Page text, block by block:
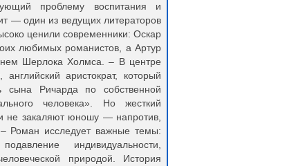
проблему воспитания и
— один из ведущих литераторов
ценили современники: Оскар
любимых романистов, а Артур
нем Шерлока Холмса. – В центре
аристократ, который
сына Ричарда по собственной
человека». Но жесткий
не закаляют юношу — напротив,
Роман исследует важные темы:
индивидуальности,
природой. История